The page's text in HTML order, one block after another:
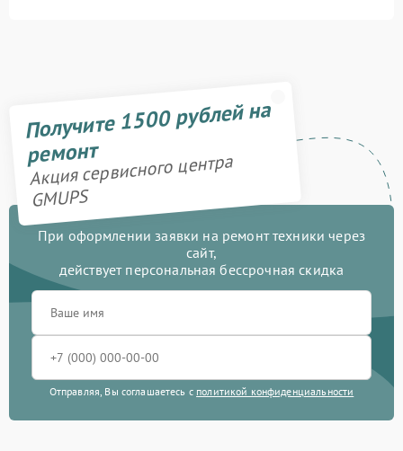
Получите 1500 рублей на
ремонт
Акция сервисного центра
GMUPS
При оформлении заявки на ремонт техники через
сайт,
действует персональная бессрочная скидка
Отправляя, Вы соглашаетесь с политикой конфиденциальности